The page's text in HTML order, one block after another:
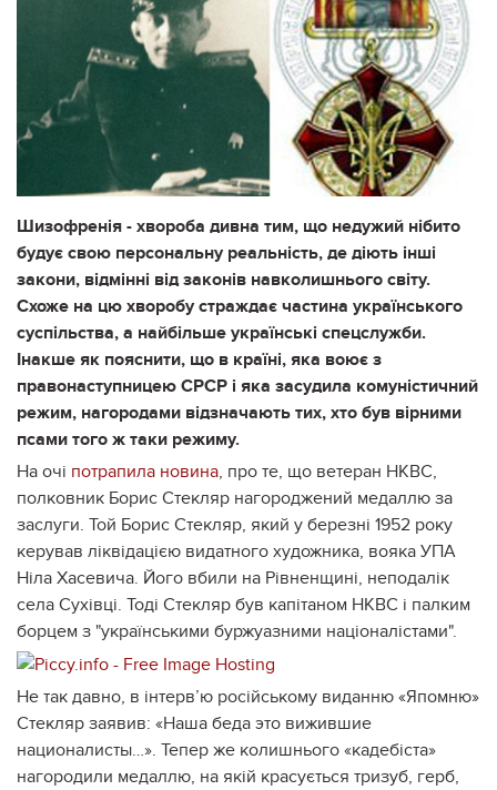
Шизофренія - хвороба дивна тим, що недужий нібито
будує свою персональну реальність, де діють інші
закони, відмінні від законів навколишнього світу.
Схоже на цю хворобу страждає частина українського
суспільства, а найбільше українські спецслужби.
Інакше як пояснити, що в країні, яка воює з
правонаступницею СРСР і яка засудила комуністичний
режим, нагородами відзначають тих, хто був вірними
псами того ж таки режиму.
На очі потрапила новина, про те, що ветеран НКВС,
полковник Борис Стекляр нагороджений медаллю за
заслуги. Той Борис Стекляр, який у березні 1952 року
керував ліквідацією видатного художника, вояка УПА
Ніла Хасевича. Його вбили на Рівненщині, неподалік
села Сухівці. Тоді Стекляр був капітаном НКВС і палким
борцем з "українськими буржуазними націоналістами".
Не так давно, в інтерв’ю російському виданню «Япомню»
Стекляр заявив: «Наша беда это вижившие
националисты…». Тепер же колишнього «кадебіста»
нагородили медаллю, на якій красується тризуб, герб,